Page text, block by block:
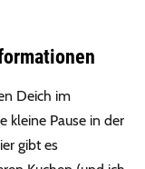
Deich im
kleine Pause in der
gibt es